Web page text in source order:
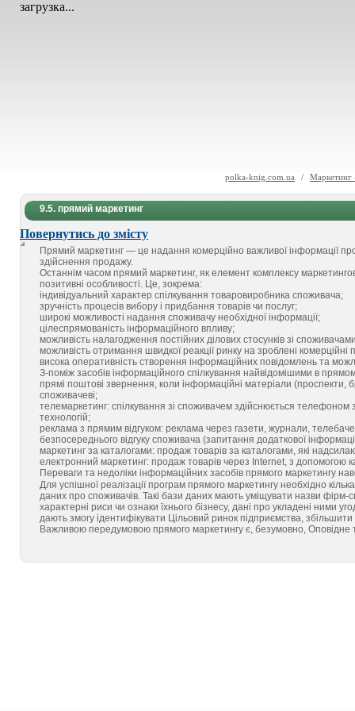
загрузка...
polka-knig.com.ua / Маркетинг
9.5. прямий маркетинг
Повернутись до змісту
Прямий маркетинг — це надання комерційно важливої інформації
здійснення продажу.
Останнім часом прямий маркетинг, як елемент комплексу
позитивні особливості. Це, зокрема:
індивідуальний характер спілкування товаровиробника споживача;
зручність процесів вибору і придбання товарів чи послуг;
широкі можливості надання споживачу необхідної інформації;
цілеспрямованість інформаційного впливу;
можливість налагодження постійних ділових стосунків зі
можливість отримання швидкої реакції ринку на зроблені комерційні
висока оперативність створення інформаційних повідомлень та
З-поміж засобів інформаційного спілкування найвідомішими в
прямі поштові звернення, коли інформаційні матеріали
споживачеві;
телемаркетинг: спілкування зі споживачем здійснюється
технологій;
реклама з прямим відгуком: реклама через газети, журнали,
безпосереднього відгуку споживача (запитання додаткової
маркетинг за каталогами: продаж товарів за каталогами, які
електронний маркетинг: продаж товарів через Internet, з допомогою
Переваги та недоліки інформаційних засобів прямого маркетингу
Для успішної реалізації програм прямого маркетингу необхідно
даних про споживачів. Такі бази даних мають уміщувати назви фірм-
характерні риси чи ознаки їхнього бізнесу, дані про укладені ними
дають змогу ідентифікувати Цільовий ринок підприємства,
Важливою передумовою прямого маркетингу є, безумовно, Оповідне